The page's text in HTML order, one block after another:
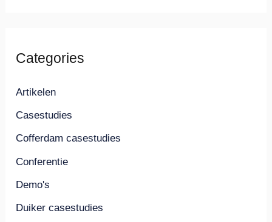
Categories
Artikelen
Casestudies
Cofferdam casestudies
Conferentie
Demo's
Duiker casestudies